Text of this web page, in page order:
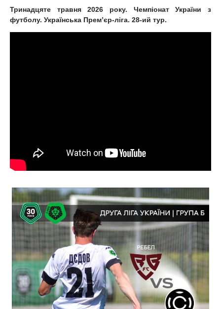
Тринадцяте травня 2026 року. Чемпіонат України з
футболу. Українська Прем’єр-ліга. 28-ий тур.